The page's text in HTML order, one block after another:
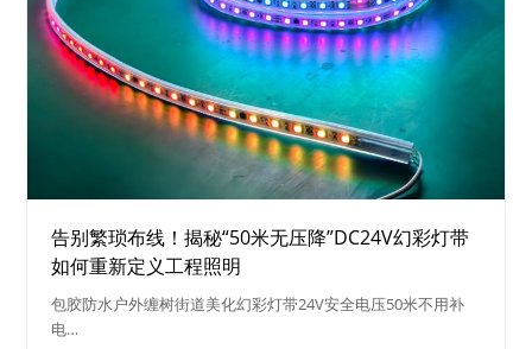
告别繁琐布线！揭秘“50米无压降”DC24V幻彩灯带
如何重新定义工程照明
包胶防水户外缠树街道美化幻彩灯带24V安全电压50米不用补
电…